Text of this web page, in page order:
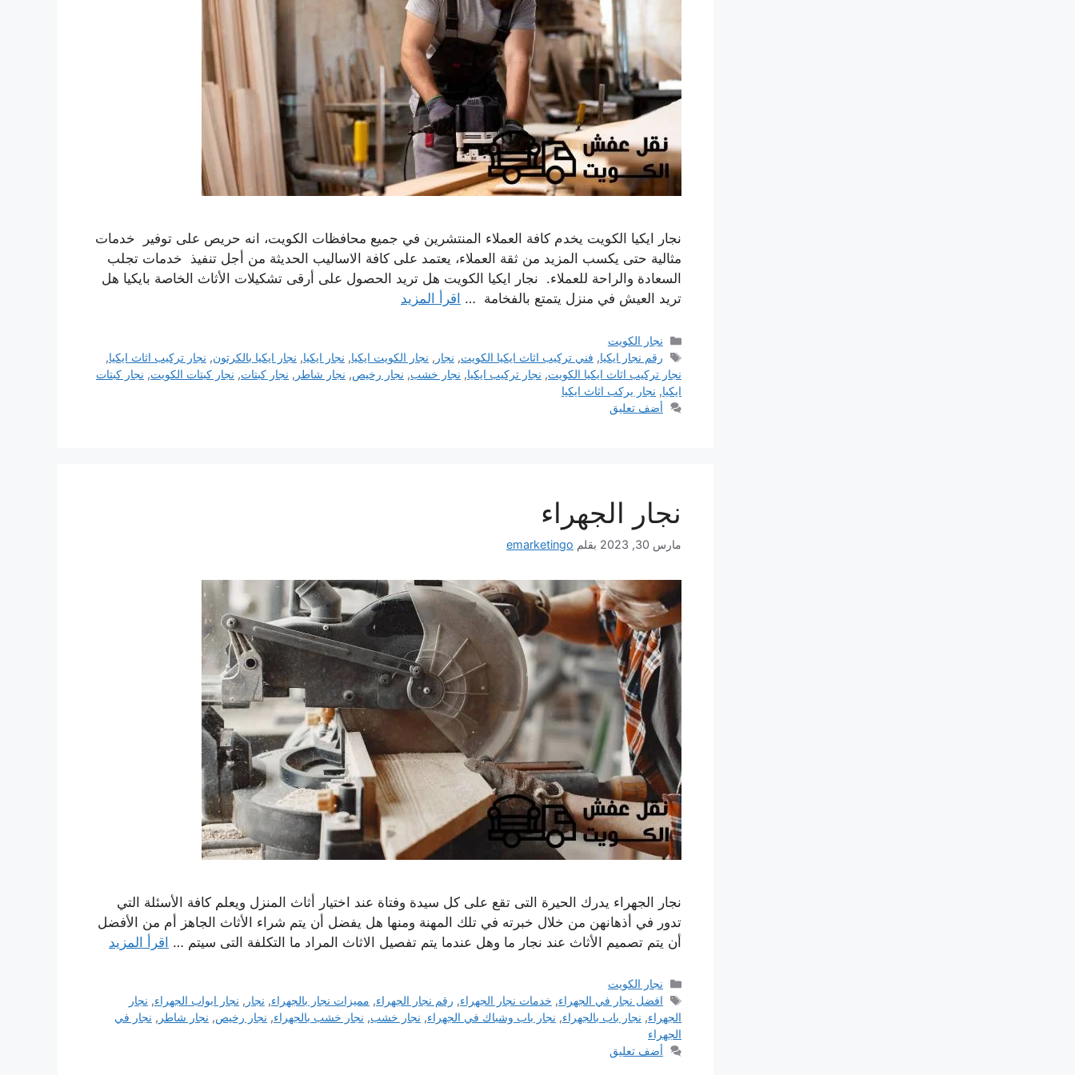
نجار ايكيا الكويت يخدم كافة العملاء المنتشرين في جميع محافظات الكويت، انه حريص على توفير خدمات
مثالية حتى يكسب المزيد من ثقة العملاء، يعتمد على كافة الاساليب الحديثة من أجل تنفيذ خدمات تجلب
السعادة والراحة للعملاء. نجار ايكيا الكويت هل تريد الحصول على أرقى تشكيلات الأثاث الخاصة بايكيا هل
تريد العيش في منزل يتمتع بالفخامة … اقرأ المزيد
التصنيفات
نجار الكويت
الوسوم
رقم نجار ايكيا, فني تركيب اثاث ايكيا الكويت, نجار , نجار الكويت ايكيا, نجار ايكيا, نجار ايكيا بالكرتون, نجار تركيب اثاث ايكيا,
نجار تركيب اثاث ايكيا الكويت, نجار تركيب ايكيا, نجار خشب, نجار رخيص, نجار شاطر , نجار كبتات, نجار كبتات الكويت, نجار كبتات
ايكيا, نجار يركب اثاث ايكيا
أضف تعليق
نجار الجهراء
مارس 30, 2023 بقلم emarketingo
نجار الجهراء يدرك الحيرة التى تقع على كل سيدة وفتاة عند اختيار أثاث المنزل ويعلم كافة الأسئلة التي
تدور في أذهانهن من خلال خبرته في تلك المهنة ومنها هل يفضل أن يتم شراء الأثاث الجاهز أم من الأفضل
أن يتم تصميم الأثاث عند نجار ما وهل عندما يتم تفصيل الاثاث المراد ما التكلفة التى سيتم … اقرأ المزيد
التصنيفات
نجار الكويت
الوسوم
افضل نجار في الجهراء, خدمات نجار الجهراء, رقم نجار الجهراء, مميزات نجار بالجهراء, نجار , نجار ابواب الجهراء, نجار
الجهراء, نجار باب بالجهراء, نجار باب وشباك في الجهراء, نجار خشب, نجار خشب بالجهراء, نجار رخيص, نجار شاطر , نجار في
الجهراء
أضف تعليق